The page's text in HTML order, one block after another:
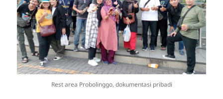
Rest area Probolinggo, dokumentasi pribadi